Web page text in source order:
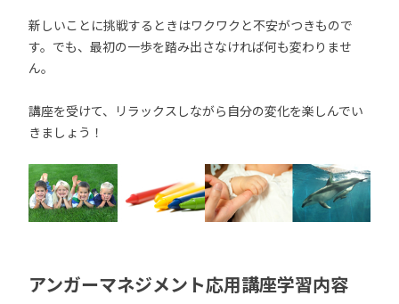
新しいことに挑戦するときはワクワクと不安がつきもので
す。でも、最初の一歩を踏み出さなければ何も変わりませ
ん。
講座を受けて、リラックスしながら自分の変化を楽しんでい
きましょう！
アンガーマネジメント応用講座学習内容